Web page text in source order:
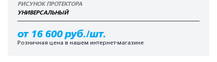
РИСУНОК ПРОТЕКТОРА
УНИВЕРСАЛЬНЫЙ
от 16 600 руб./шт.
Розничная цена в нашем интернет-магазине